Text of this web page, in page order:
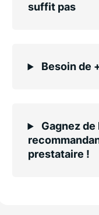
suffit pas
Besoin de
Gagnez
prestataire !